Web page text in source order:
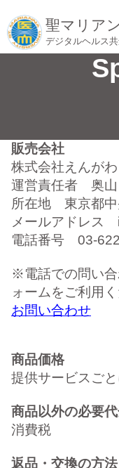
聖マリア
デジタルヘルス
販売会社
株式会社えんがわ
運営責任者 奥
所在地 東京都中
メールアドレス
電話番号 03-
※電話での問い合
ォームをご利用
お問い合わせ
商品価格
提供サービスご
商品以外の必要
消費税
返品・交換の方法